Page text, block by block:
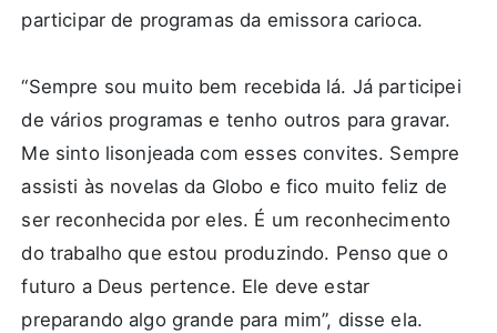
participar de programas da emissora carioca.
“Sempre sou muito bem recebida lá. Já participei
de vários programas e tenho outros para gravar.
Me sinto lisonjeada com esses convites. Sempre
assisti às novelas da Globo e fico muito feliz de
ser reconhecida por eles. É um reconhecimento
do trabalho que estou produzindo. Penso que o
futuro a Deus pertence. Ele deve estar
preparando algo grande para mim”, disse ela.